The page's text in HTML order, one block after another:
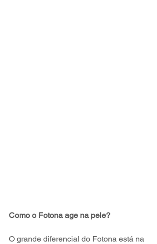
Como o Fotona age na pele?
O grande diferencial do Fotona está na